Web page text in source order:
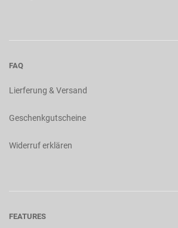
FAQ
Lierferung & Versand
Geschenkgutscheine
Widerruf erklären
FEATURES